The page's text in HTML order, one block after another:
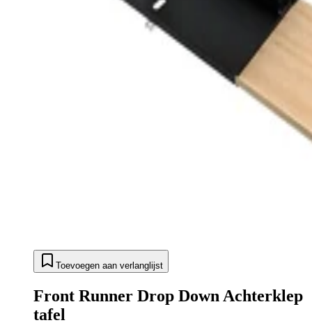
Toevoegen aan verlanglijst
Front Runner Drop Down Achterklep
tafel